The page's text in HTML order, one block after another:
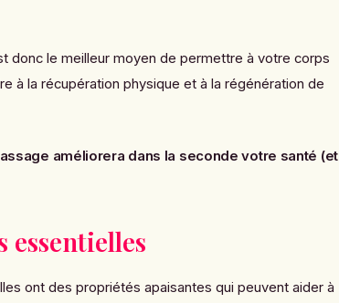
donc le meilleur moyen de permettre à votre corps
à la récupération physique et à la régénération de
améliorera dans la seconde votre santé (et
essentielles
ont des propriétés apaisantes qui peuvent aider à